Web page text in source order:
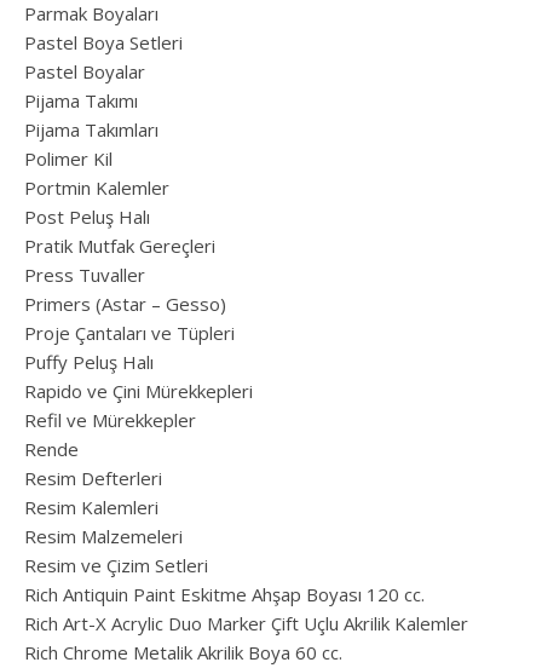
Parmak Boyaları
Pastel Boya Setleri
Pastel Boyalar
Pijama Takımı
Pijama Takımları
Polimer Kil
Portmin Kalemler
Post Peluş Halı
Pratik Mutfak Gereçleri
Press Tuvaller
Primers (Astar – Gesso)
Proje Çantaları ve Tüpleri
Puffy Peluş Halı
Rapido ve Çini Mürekkepleri
Refil ve Mürekkepler
Rende
Resim Defterleri
Resim Kalemleri
Resim Malzemeleri
Resim ve Çizim Setleri
Rich Antiquin Paint Eskitme Ahşap Boyası 120 cc.
Rich Art-X Acrylic Duo Marker Çift Uçlu Akrilik Kalemler
Rich Chrome Metalik Akrilik Boya 60 cc.